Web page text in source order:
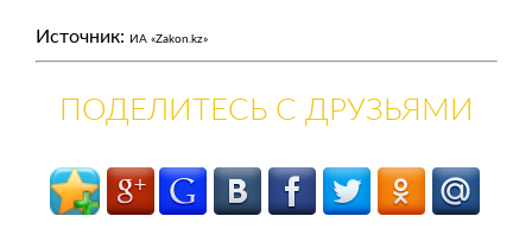
Источник: ИА «Zakon.kz»
ПОДЕЛИТЕСЬ С ДРУЗЬЯМИ